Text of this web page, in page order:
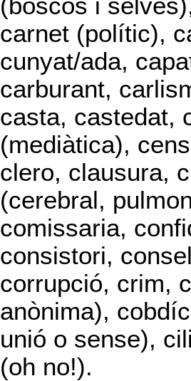
(boscos i
carnet (polític),
cunyat/ada,
carburant,
casta, castedat,
(mediàtica),
clero, clausura,
(cerebral,
comissaria,
consistori,
corrupció, crim,
anònima),
unió o sense),
(oh no!).